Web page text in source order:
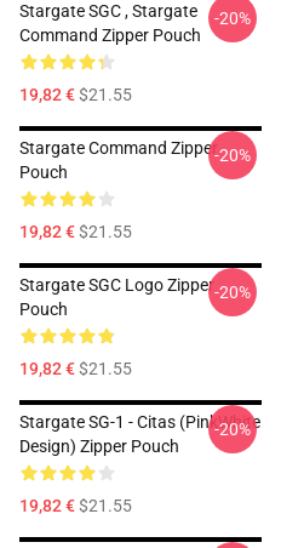
Stargate SGC , Stargate
Command Zipper Pouch
19,82 €$21.55
-20%
Stargate Command Zipper
Pouch
19,82 €$21.55
-20%
Stargate SGC Logo Zipper
Pouch
19,82 €$21.55
-20%
Stargate SG-1 - Citas (PinkWhite
Design) Zipper Pouch
19,82 €$21.55
-20%